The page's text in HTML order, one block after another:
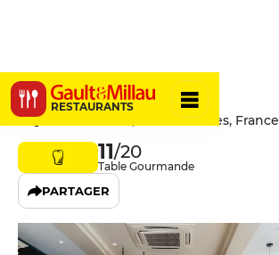
RESTAURANTS
Caneton
5 Quai Lamennais, 35000 Rennes, France
11/20
Table Gourmande
PARTAGER